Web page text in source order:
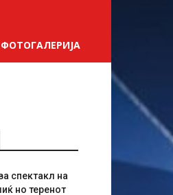
ФОТОГАЛЕРИЈА
спектакл на
но теренот